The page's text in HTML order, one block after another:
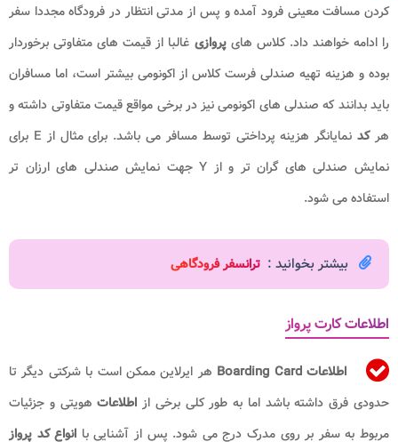
کردن مسافت معینی فرود آمده و پس از مدتی انتظار در فرودگاه مجددا سفر
را ادامه خواهند داد. کلاس هایپروازی غالبا از قیمت های متفاوتی برخوردار
بوده و هزینه تهیه صندلی فرست کلاس از اکونومی بیشتر است، اما مسافران
باید بدانند که صندلی های اکونومی نیز در برخی مواقع قیمت متفاوتی داشته و
هرکد
نمایانگر هزینه پرداختی توسط مسافر می باشد. برای مثال از E برای
نمایش صندلی های گران تر و از Y جهت نمایش صندلی های ارزان تر
استفاده می شود.
بیشتر بخوانید : ترانسفر فرودگاهی
اطلاعات کارت پرواز
اطلاعات Boarding Card
هر ایرلاین ممکن است با شرکتی دیگر تا
حدودی فرق داشته باشد اما به طور کلی برخی از اطلاعاتهویتی و جزئیات
مربوط به سفر بر روی مدرک درج می شود. پس از آشنایی با انواع کد پرواز